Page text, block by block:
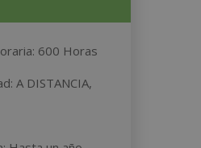
600 Horas
A DISTANCIA,